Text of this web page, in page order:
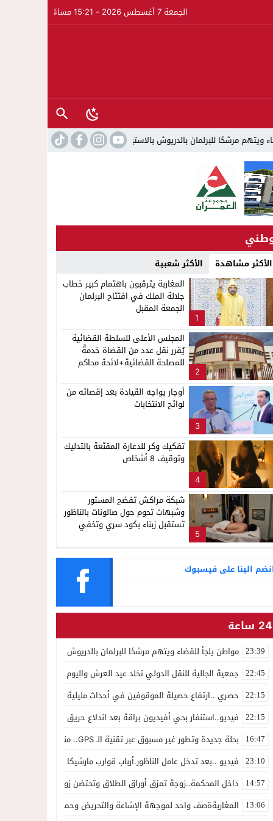
الجمعة 7 أغسطس 2026 - 15:21 مساءً
بالدريوش بالاستيلاء على 22 مليون سنتيم 22:45 جمعية
الأكثر مشاهدة الأكثر شعبية
1
المغاربة يترقبون باهتمام كبير خطاب
جلالة الملك في افتتاح البرلمان
الجمعة المقبل
2
المجلس الأعلى للسلطة القضائية
يُقرر نقل عدد من القضاة خدمةً
للمصلحة القضائية+لائحة محاكم
3
أوجار يواجه القيادة بعد إقصائه من
لوائح الانتخابات
4
تفكيك وكر للدعارة المقنّعة بالتدليك
وتوقيف 8 أشخاص
5
شبكة مراكش تفضح المستور
وشبهات تحوم حول صالونات بالناظور
تستقبل زبناء بكود سري وتخفي
الينا على فيسبوك
24 ساعة
23:39 مواطن يلجأ للقضاء ويتهم مرشحًا للبرلمان بالدريوش بالاستيلاء على 22 مليون سنتيم
22:45 جمعية الجالية للنقل الدولي تخلد عيد العرش واليوم الوطني للمهاجر
22:15 حصري ..ارتفاع حصيلة الموقوفين في أحداث مليلية إلى 82 شخصًا وتحقيقات تقود إلى متابعات جنائية ثقيلة
22:15 فيديو..استنفار بحي أفيديون براقة بعد اندلاع حريق داخل ضيعة فلاحية
16:47 بحلة جديدة وتطور غير مسبوق عبر تقنية الـ GPS.. منصة “مرحباناظور” تعزز مكانتها كوجهة أولى لسكان إقليمي الناظور والدريوش
23:10 فيديو ..بعد تدخل عامل الناظور.أرباب قوارب مارشيكا يعلقون احتجاجهم
14:57 داخل المحكمة..زوجة تمزق أوراق الطلاق وتحتضن زوجها في لحظة
13:06 المغاربةةصف واحد لموجهة الإشاعة والتحريض وحملات التضليل